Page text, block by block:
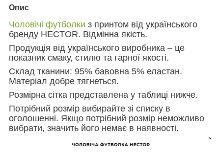
Опис
Чоловічі футболки з принтом від українського
бренду HECTOR. Відмінна якість.
Продукція від українського виробника – це
показник смаку, стилю та гарної якості.
Склад тканини: 95% бавовна 5% еластан.
Матеріал добре тягнеться.
Розмірна сітка представлена у таблиці нижче.
Потрібний розмір вибирайте зі списку в
оголошенні. Якщо потрібний розмір неможливо
вибрати, значить його немає в наявності.